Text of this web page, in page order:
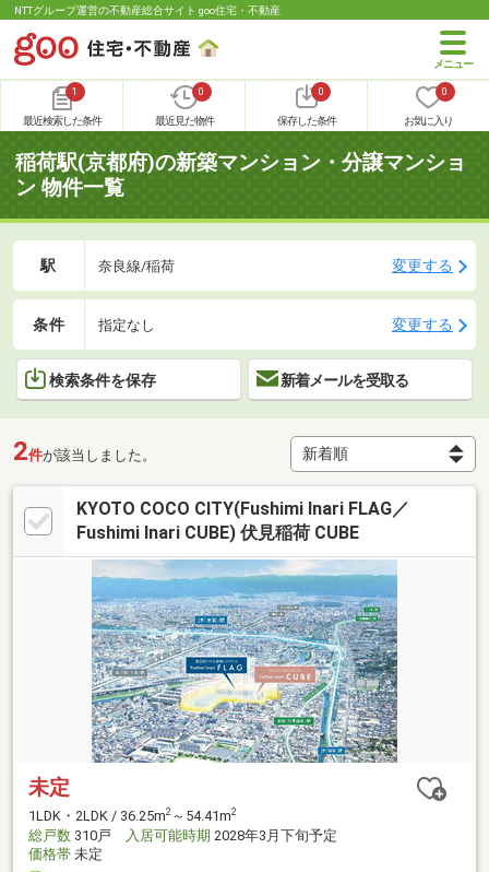
NTTグループ運営の不動産総合サイト goo住宅・不動産
1
最近検索した条件
0
最近見た物件
0
保存した条件
0
お気に入り
稲荷駅(京都府)の新築マンション・分譲マンショ
ン 物件一覧
駅 奈良線/稲荷 変更する
条件 指定なし 変更する
検索条件を保存 新着メールを受取る
2件が該当しました。
KYOTO COCO CITY(Fushimi Inari FLAG／
Fushimi Inari CUBE) 伏見稲荷 CUBE
未定
1LDK・2LDK / 36.25m2 ～54.41m2
総戸数 310戸 入居可能時期 2028年3月下旬予定
価格帯 未定